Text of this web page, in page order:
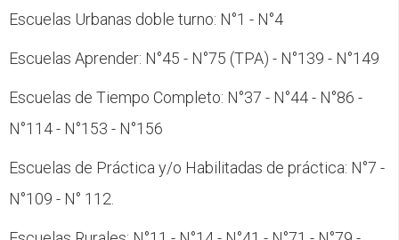
Escuelas Urbanas doble turno: N°1 - N°4
Escuelas Aprender: N°45 - N°75 (TPA) - N°139 - N°149
Escuelas de Tiempo Completo: N°37 - N°44 - N°86 -
N°114 - N°153 - N°156
Escuelas de Práctica y/o Habilitadas de práctica: N°7 -
N°109 - N° 112.